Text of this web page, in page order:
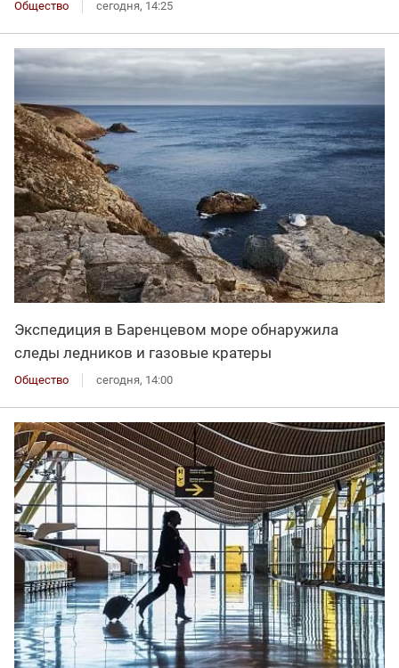
Общество сегодня, 14:25
Экспедиция в Баренцевом море обнаружила
следы ледников и газовые кратеры
Общество сегодня, 14:00